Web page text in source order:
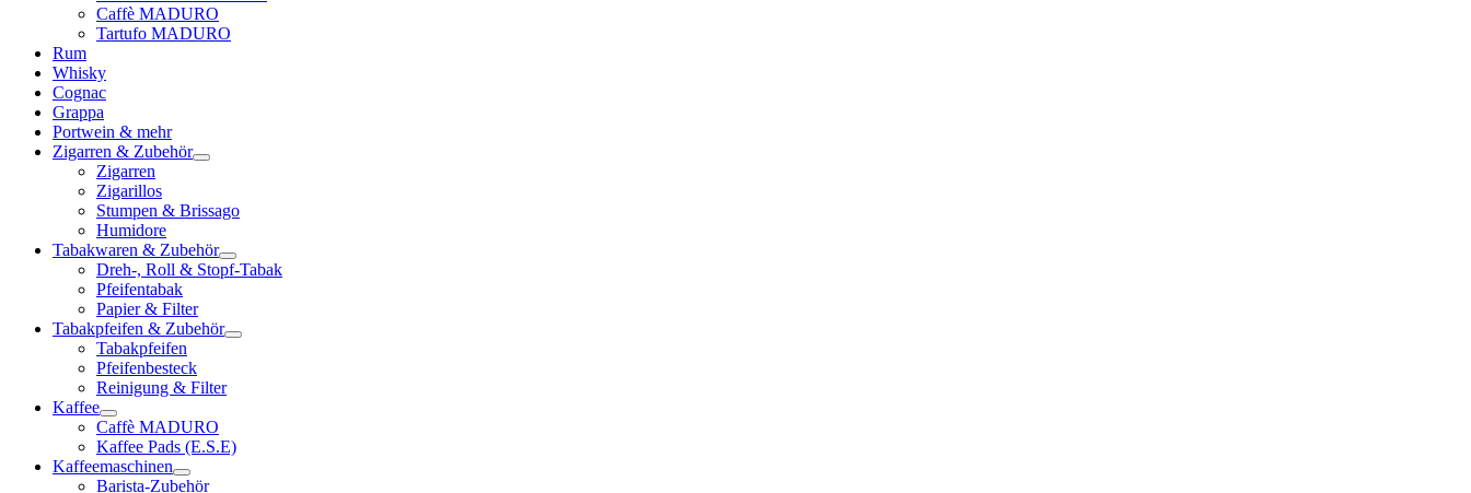
Caffè MADURO
Tartufo MADURO
Rum
Whisky
Cognac
Grappa
Portwein & mehr
Zigarren & Zubehör
Zigarren
Zigarillos
Stumpen & Brissago
Humidore
Tabakwaren & Zubehör
Dreh-, Roll & Stopf-Tabak
Pfeifentabak
Papier & Filter
Tabakpfeifen & Zubehör
Tabakpfeifen
Pfeifenbesteck
Reinigung & Filter
Kaffee
Caffè MADURO
Kaffee Pads (E.S.E)
Kaffeemaschinen
Barista-Zubehör